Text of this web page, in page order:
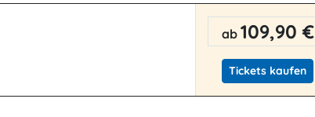
ab 109,90 €
Tickets kaufen